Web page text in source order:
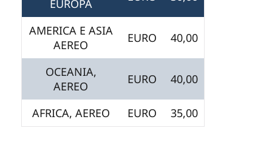
EUROPA
AMERICA E ASIA
AEREO
EURO 40,00
OCEANIA,
AEREO
EURO 40,00
AFRICA, AEREO EURO 35,00